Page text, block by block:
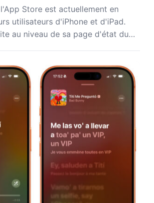
Store est actuellement en
utilisateurs d'iPhone et d'iPad.
au niveau de sa page d'état du…